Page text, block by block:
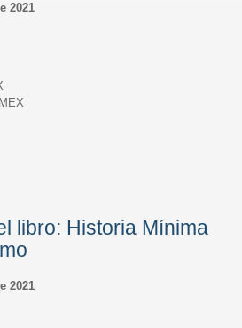
2021
libro: Historia Mínima
2021